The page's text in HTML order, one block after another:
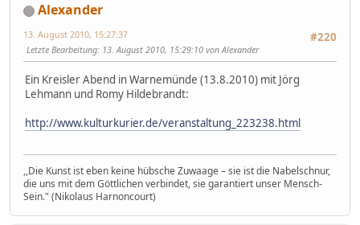
Alexander
#220
13. August 2010, 15:27:37
Letzte Bearbeitung: 13. August 2010, 15:29:10 von Alexander
Ein Kreisler Abend in Warnemünde (13.8.2010) mit Jörg
Lehmann und Romy Hildebrandt:
http://www.kulturkurier.de/veranstaltung_223238.html
,,Die Kunst ist eben keine hübsche Zuwaage – sie ist die Nabelschnur,
die uns mit dem Göttlichen verbindet, sie garantiert unser Mensch-
Sein." (Nikolaus Harnoncourt)